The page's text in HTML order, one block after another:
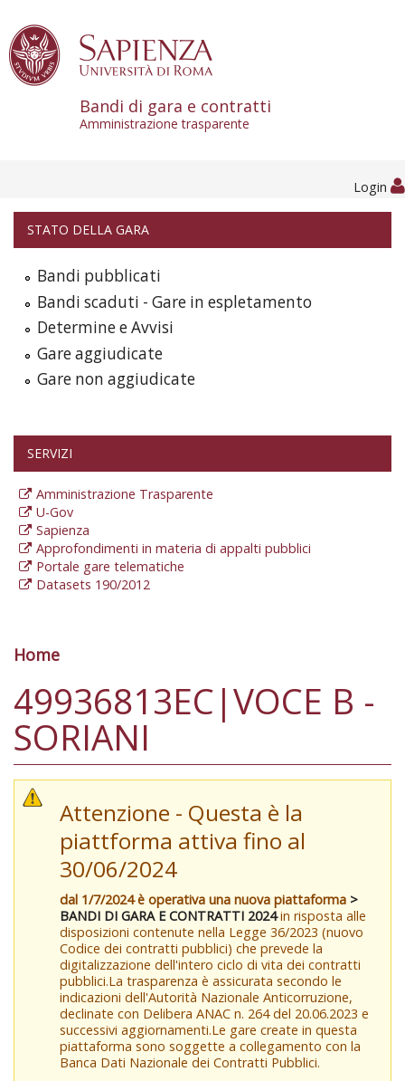
Bandi di gara e contratti
Amministrazione trasparente
Login
STATO DELLA GARA
Bandi pubblicati
Bandi scaduti - Gare in espletamento
Determine e Avvisi
Gare aggiudicate
Gare non aggiudicate
SERVIZI
Amministrazione Trasparente
U-Gov
Sapienza
Approfondimenti in materia di appalti pubblici
Portale gare telematiche
Datasets 190/2012
Tu sei qui
Home
49936813EC|VOCE B -
SORIANI
Attenzione - Questa è la
piattforma attiva fino al
30/06/2024
dal 1/7/2024 è operativa una nuova piattaforma >
BANDI DI GARA E CONTRATTI 2024in risposta alle
disposizioni contenute nella Legge 36/2023 (nuovo
Codice dei contratti pubblici) che prevede la
digitalizzazione dell'intero ciclo di vita dei contratti
pubblici.La trasparenza è assicurata secondo le
indicazioni dell'Autorità Nazionale Anticorruzione,
declinate con Delibera ANAC n. 264 del 20.06.2023 e
successivi aggiornamenti.Le gare create in questa
piattaforma sono soggette a collegamento con la
Banca Dati Nazionale dei Contratti Pubblici.